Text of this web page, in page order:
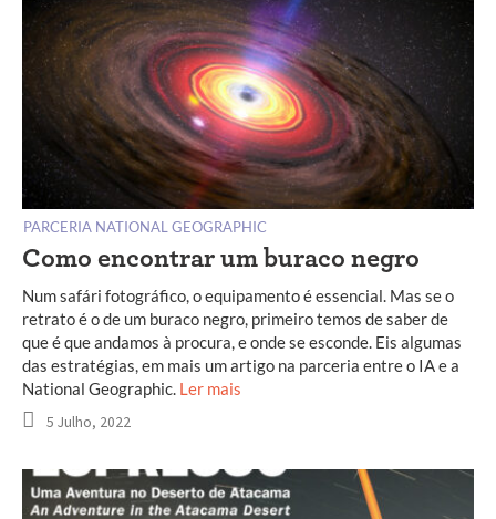
PARCERIA NATIONAL GEOGRAPHIC
Como encontrar um buraco negro
Num safári fotográfico, o equipamento é essencial. Mas se o
retrato é o de um buraco negro, primeiro temos de saber de
que é que andamos à procura, e onde se esconde. Eis algumas
das estratégias, em mais um artigo na parceria entre o IA e a
National Geographic. Ler mais
5 Julho, 2022